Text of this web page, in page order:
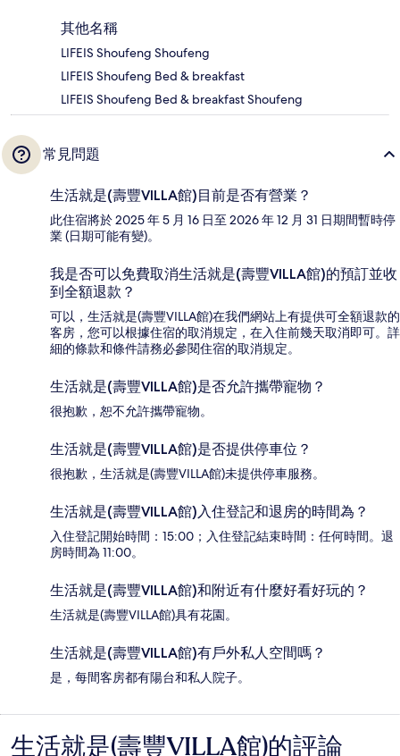
其他名稱
LIFEIS Shoufeng Shoufeng
LIFEIS Shoufeng Bed & breakfast
LIFEIS Shoufeng Bed & breakfast Shoufeng
常見問題
生活就是(壽豐VILLA館)目前是否有營業？
此住宿將於 2025 年 5 月 16 日至 2026 年 12 月 31 日期間暫時停
業 (日期可能有變)。
我是否可以免費取消生活就是(壽豐VILLA館)的預訂並收
到全額退款？
可以，生活就是(壽豐VILLA館)在我們網站上有提供可全額退款的
客房，您可以根據住宿的取消規定，在入住前幾天取消即可。詳
細的條款和條件請務必參閱住宿的取消規定。
生活就是(壽豐VILLA館)是否允許攜帶寵物？
很抱歉，恕不允許攜帶寵物。
生活就是(壽豐VILLA館)是否提供停車位？
很抱歉，生活就是(壽豐VILLA館)未提供停車服務。
生活就是(壽豐VILLA館)入住登記和退房的時間為？
入住登記開始時間：15:00；入住登記結束時間：任何時間。退
房時間為 11:00。
生活就是(壽豐VILLA館)和附近有什麼好看好玩的？
生活就是(壽豐VILLA館)具有花園。
生活就是(壽豐VILLA館)有戶外私人空間嗎？
是，每間客房都有陽台和私人院子。
評
生活就是(壽豐VILLA館)的評論